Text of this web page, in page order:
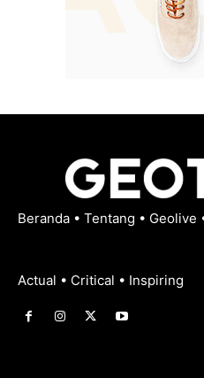
Beranda • Tentang • Geolive
Actual • Critical • Inspiring